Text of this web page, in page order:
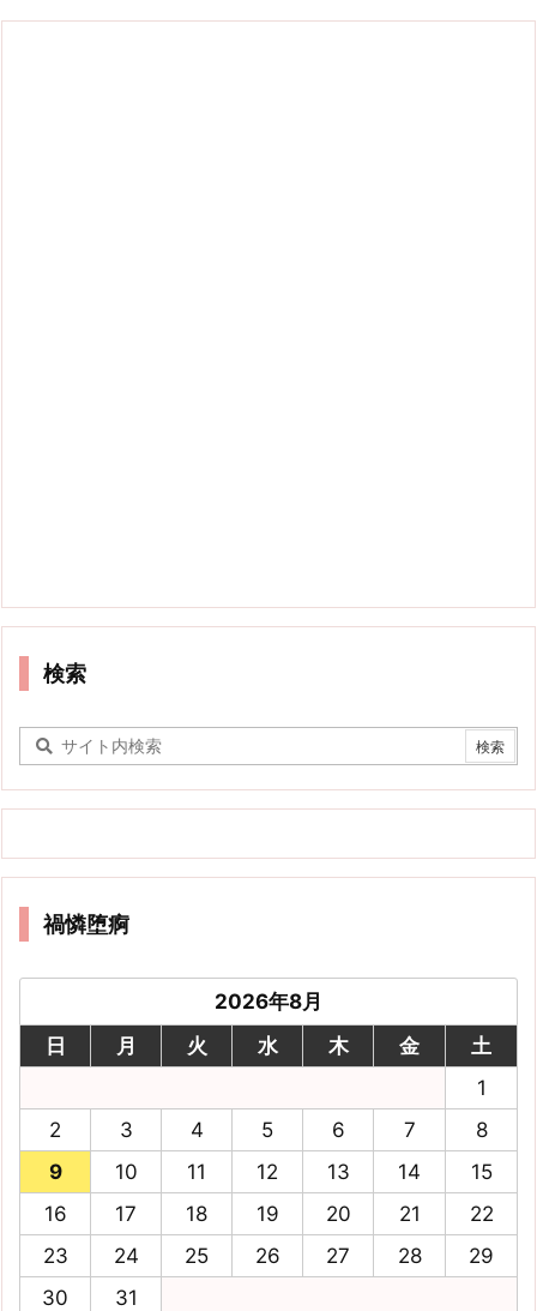
検索
禍憐堕痾
2026年8月
日
月 火 水 木 金
土
1
2
3 4 5 6 7
8
9
10 11 12 13 14
15
16
17 18 19 20 21
22
23
24 25 26 27 28
29
30
31